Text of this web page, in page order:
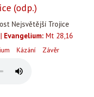
(odp.)
Nejsvětější Trojice
Evangelium: Mt 28,16
Kázání Závěr